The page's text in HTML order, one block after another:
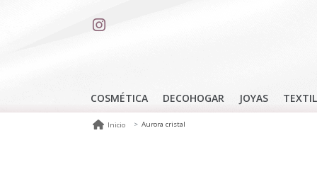
COSMÉTICA DECOHOGAR JOYAS TEXTIL
Inicio Aurora cristal